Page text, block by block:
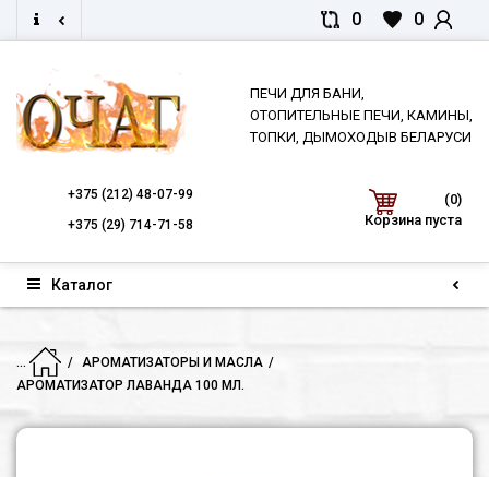
0 0
ПЕЧИ ДЛЯ БАНИ,
ОТОПИТЕЛЬНЫЕ ПЕЧИ, КАМИНЫ,
ТОПКИ, ДЫМОХОДЫВ БЕЛАРУСИ
+375 (212) 48-07-99
+375 (29) 714-71-58
(0)
Корзина пуста
Каталог
...
АРОМАТИЗАТОРЫ И МАСЛА
АРОМАТИЗАТОР ЛАВАНДА 100 МЛ.